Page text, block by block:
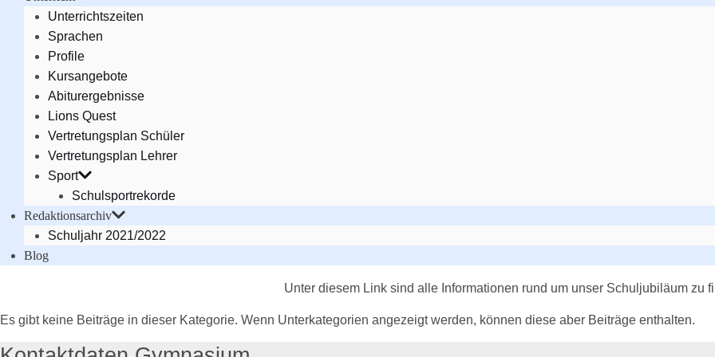
Unterrichtszeiten
Sprachen
Profile
Kursangebote
Abiturergebnisse
Lions Quest
Vertretungsplan Schüler
Vertretungsplan Lehrer
Sport
Schulsportrekorde
Redaktionsarchiv
Schuljahr 2021/2022
Blog
Unter diesem Link sind alle Informationen rund um unser Schuljubiläum zu
Es gibt keine Beiträge in dieser Kategorie. Wenn Unterkategorien angezeigt werden, können diese aber Beiträge enthalten.